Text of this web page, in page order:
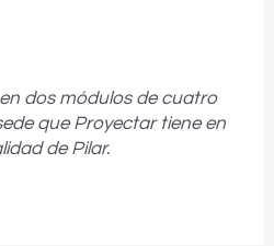
dos módulos de cuatro
que Proyectar tiene en
de Pilar.